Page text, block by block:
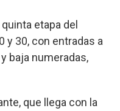
etapa del
y 30, con entradas a
baja numeradas,
que llega con la